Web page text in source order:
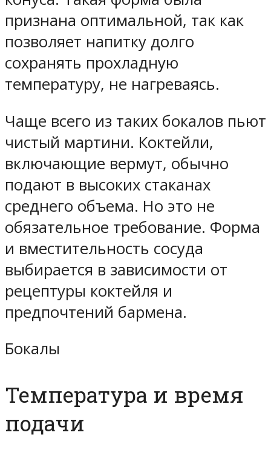
признана оптимальной, так как
позволяет напитку долго
сохранять прохладную
температуру, не нагреваясь.
Чаще всего из таких бокалов пьют
чистый мартини. Коктейли,
включающие вермут, обычно
подают в высоких стаканах
среднего объема. Но это не
обязательное требование. Форма
и вместительность сосуда
выбирается в зависимости от
рецептуры коктейля и
предпочтений бармена.
Бокалы
Температура и время
подачи